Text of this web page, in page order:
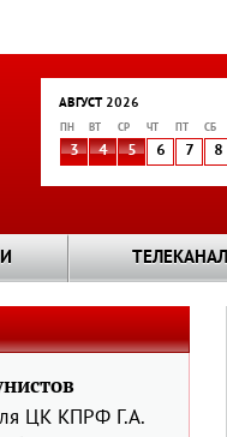
АВГУСТ 2026
ПН ВТ СР ЧТ СБ
3 4 5 6 7 8
ТЕЛЕКАНАЛ
ЦК КПРФ Г.А.